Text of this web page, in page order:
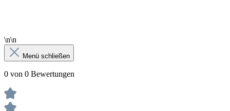
\n\n
Menü schließen
0 von 0 Bewertungen